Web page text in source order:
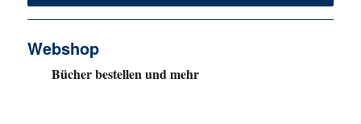
Webshop
Bücher bestellen und mehr